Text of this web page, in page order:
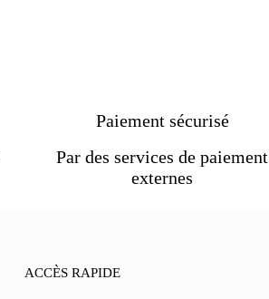
Paiement sécurisé
Par des services de paiement
externes
ACCÈS RAPIDE